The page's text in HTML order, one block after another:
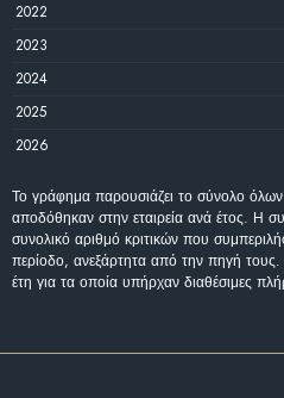
2022
2023
2024
2025
2026
Το γράφημα παρουσιάζει το σύνολο
αποδόθηκαν στην εταιρεία ανά έτος. Η
συνολικό αριθμό κριτικών που
περίοδο, ανεξάρτητα από την πηγή τους.
έτη για τα οποία υπήρχαν διαθέσιμες